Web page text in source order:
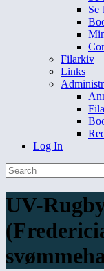
Se
Filarkiv
Links
Log In
UV-